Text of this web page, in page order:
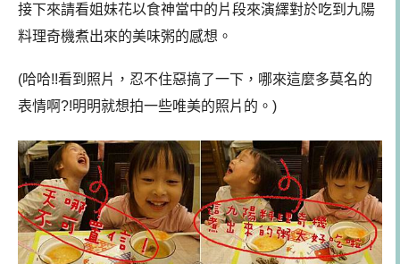
接下來請看姐妹花以食神當中的片段來演繹對於吃到九陽
料理奇機煮出來的美味粥的感想。
(哈哈!!看到照片，忍不住惡搞了一下，哪來這麼多莫名的
表情啊?!明明就想拍一些唯美的照片的。)